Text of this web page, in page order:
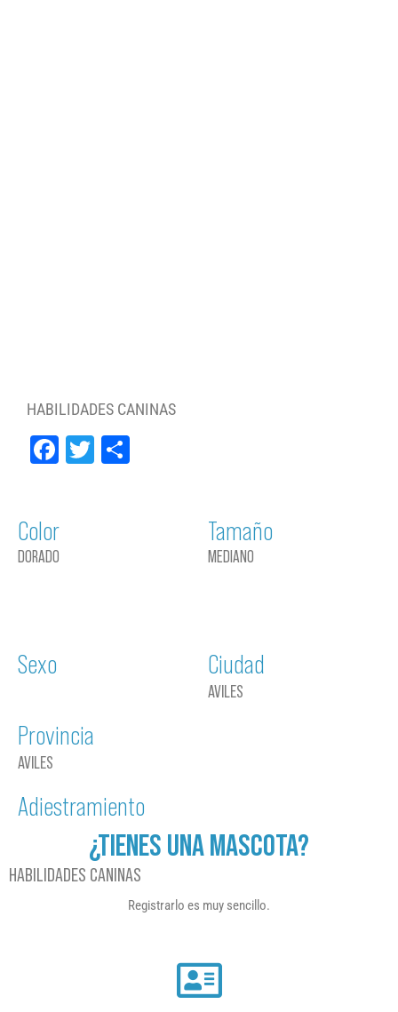
HABILIDADES CANINAS
Facebook
Twitter
Color
DORADO
Tamaño
MEDIANO
Sexo Ciudad
AVILES
Provincia
AVILES
Adiestramiento
¿TIENES UNA MASCOTA?
HABILIDADES CANINAS
Registrarlo es muy sencillo.